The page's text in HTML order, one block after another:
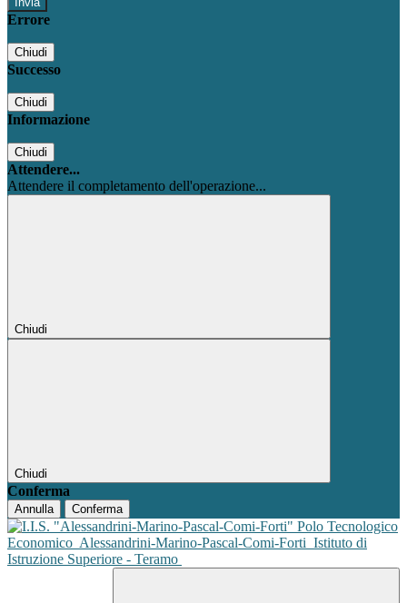
Errore
Chiudi
Successo
Chiudi
Informazione
Chiudi
Attendere...
Attendere il completamento dell'operazione...
Chiudi
Chiudi
Conferma
Annulla Conferma
Polo Tecnologico
Economico Alessandrini-Marino-Pascal-Comi-Forti Istituto di
Istruzione Superiore - Teramo